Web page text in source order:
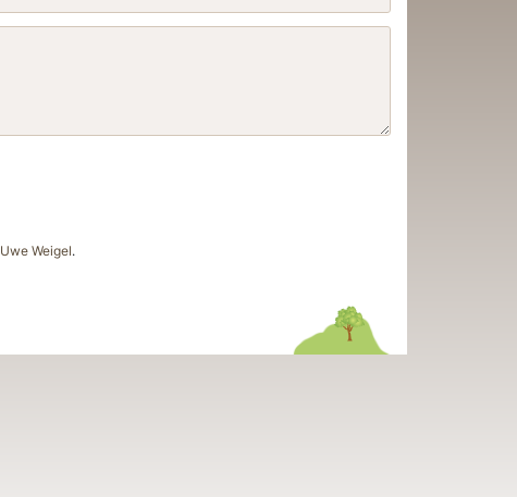
Uwe Weigel.